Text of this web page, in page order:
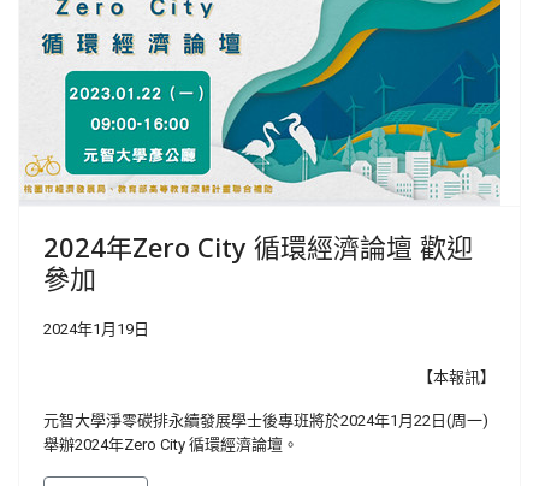
2024年Zero City 循環經濟論壇 歡迎
參加
2024年1月19日
【本報訊】
元智大學淨零碳排永續發展學士後專班將於2024年1月22日(周一)
舉辦2024年Zero City 循環經濟論壇。